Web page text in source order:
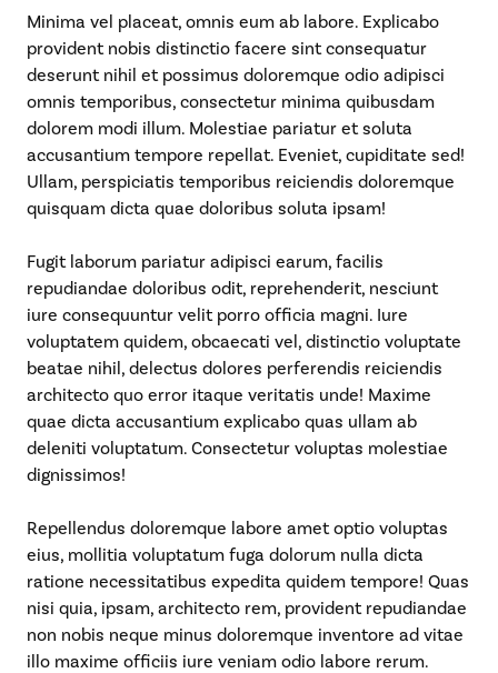
Minima vel placeat, omnis eum ab labore. Explicabo
provident nobis distinctio facere sint consequatur
deserunt nihil et possimus doloremque odio adipisci
omnis temporibus, consectetur minima quibusdam
dolorem modi illum. Molestiae pariatur et soluta
accusantium tempore repellat. Eveniet, cupiditate sed!
Ullam, perspiciatis temporibus reiciendis doloremque
quisquam dicta quae doloribus soluta ipsam!
Fugit laborum pariatur adipisci earum, facilis
repudiandae doloribus odit, reprehenderit, nesciunt
iure consequuntur velit porro officia magni. Iure
voluptatem quidem, obcaecati vel, distinctio voluptate
beatae nihil, delectus dolores perferendis reiciendis
architecto quo error itaque veritatis unde! Maxime
quae dicta accusantium explicabo quas ullam ab
deleniti voluptatum. Consectetur voluptas molestiae
dignissimos!
Repellendus doloremque labore amet optio voluptas
eius, mollitia voluptatum fuga dolorum nulla dicta
ratione necessitatibus expedita quidem tempore! Quas
nisi quia, ipsam, architecto rem, provident repudiandae
non nobis neque minus doloremque inventore ad vitae
illo maxime officiis iure veniam odio labore rerum.